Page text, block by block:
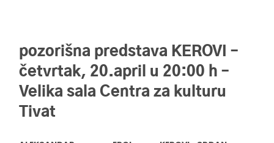
pozorišna predstava KEROVI –
četvrtak, 20.april u 20:00 h –
Velika sala Centra za kulturu
Tivat